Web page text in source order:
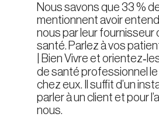
Nous savons que 33 %
mentionnent avoir
nous par leur fournisseur
santé. Parlez à vos
| Bien Vivre et
de santé professionnel
chez eux. Il suffit d’un
parler à un client et pour
nous.